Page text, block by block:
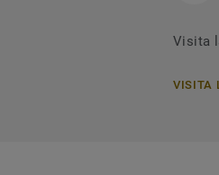
Visita
VISITA